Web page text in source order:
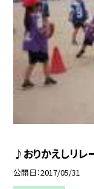
♪おりかえしリレ
公開日 2017/05/31